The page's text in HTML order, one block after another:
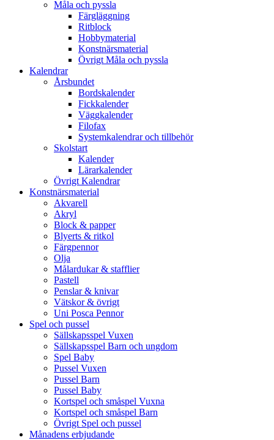
Måla och pyssla
Färgläggning
Ritblock
Hobbymaterial
Konstnärsmaterial
Övrigt Måla och pyssla
Kalendrar
Årsbundet
Bordskalender
Fickkalender
Väggkalender
Filofax
Systemkalendrar och tillbehör
Skolstart
Kalender
Lärarkalender
Övrigt Kalendrar
Konstnärsmaterial
Akvarell
Akryl
Block & papper
Blyerts & ritkol
Färgpennor
Olja
Målardukar & stafflier
Pastell
Penslar & knivar
Vätskor & övrigt
Uni Posca Pennor
Spel och pussel
Sällskapsspel Vuxen
Sällskapsspel Barn och ungdom
Spel Baby
Pussel Vuxen
Pussel Barn
Pussel Baby
Kortspel och småspel Vuxna
Kortspel och småspel Barn
Övrigt Spel och pussel
Månadens erbjudande